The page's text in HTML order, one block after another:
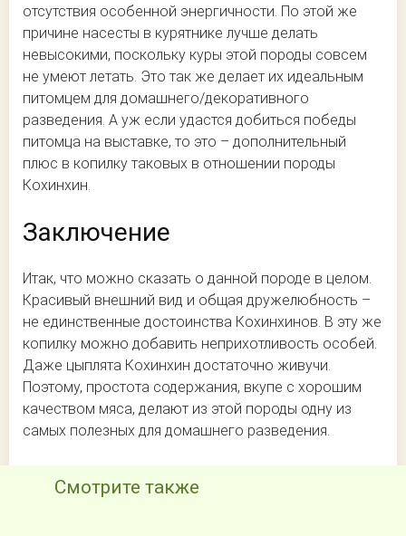
отсутствия особенной энергичности. По этой же
причине насесты в курятнике лучше делать
невысокими, поскольку куры этой породы совсем
не умеют летать. Это так же делает их идеальным
питомцем для домашнего/декоративного
разведения. А уж если удастся добиться победы
питомца на выставке, то это – дополнительный
плюс в копилку таковых в отношении породы
Кохинхин.
Заключение
Итак, что можно сказать о данной породе в целом.
Красивый внешний вид и общая дружелюбность –
не единственные достоинства Кохинхинов. В эту же
копилку можно добавить неприхотливость особей.
Даже цыплята Кохинхин достаточно живучи.
Поэтому, простота содержания, вкупе с хорошим
качеством мяса, делают из этой породы одну из
самых полезных для домашнего разведения.
Смотрите также